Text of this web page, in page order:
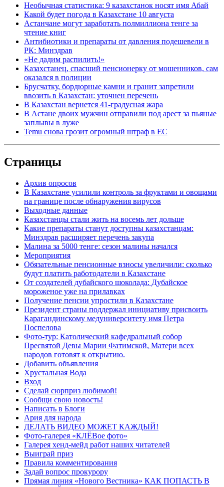
Необычная статистика: 9 казахстанок носят имя Абай
Какой будет погода в Казахстане 10 августа
Астанчане могут заработать полмиллиона тенге за
чтение книг
Антибиотики и препараты от давления подешевели в
РК: Минздрав
«Не дадим распилить!»
Казахстанец, спасший пенсионерку от мошенников, сам
оказался в полиции
Брусчатку, бордюрные камни и гранит запретили
ввозить в Казахстан: уточнен перечень
В Казахстан вернется 41-градусная жара
В Астане двоих мужчин отправили под арест за пьяные
заплывы в луже
Temu снова грозит огромный штраф в ЕС
Страницы
Архив опросов
В Казахстане усилили контроль за фруктами и овощами
на границе после обнаружения вирусов
Выходные данные
Казахстанцы стали жить на восемь лет дольше
Какие препараты станут доступны казахстанцам:
Минздрав расширяет перечень закупа
Малина за 5000 тенге: сезон малины начался
Мероприятия
Обязательные пенсионные взносы увеличили: сколько
будут платить работодатели в Казахстане
От создателей дубайского шоколада: Дубайское
мороженое уже на прилавках
Получение пенсии упростили в Казахстане
Президент страны поддержал инициативу присвоить
Карагандинскому медуниверситету имя Петра
Поспелова
Фото-тур: Католический кафедральный собор
Пресвятой Девы Марии Фатимской, Матери всех
народов готовят к открытию.
Добавить объявления
Хрустальная Вода
Вход
Сделай сюрприз любимой!
Сообщи свою новость!
Написать в Блоги
Ария для народа
ДЕЛАТЬ ВИДЕО МОЖЕТ КАЖДЫЙ!
Фото-галерея «КЛЁВое фото»
Галерея хенд-мейд работ наших читателей
Выиграй приз
Правила комментирования
Задай вопрос прокурору
Прямая линия «Нового Вестника» КАК ПОПАСТЬ В